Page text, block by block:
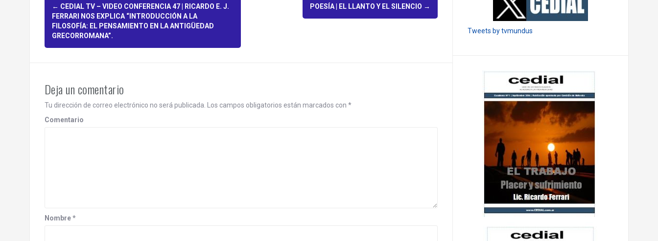
P
s
n
a
v
i
← CEDIAL TV – VIDEO CONFERENCIA 47 | RICARDO E. J.
FERRARI NOS EXPLICA “INTRODUCCIÓN A LA
FILOSOFÍA: EL PENSAMIENTO EN LA ANTIGÜEDAD
GRECORROMANA”.
POESÍA | EL LLANTO Y EL SILENCIO →
Deja un comentario
Tu dirección de correo electrónico no será publicada. Los campos obligatorios están marcados con *
Comentario
Nombre*
Tweets by tvmundus